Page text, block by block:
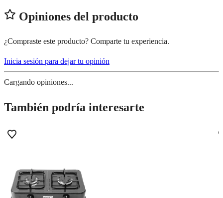
Opiniones del producto
¿Compraste este producto? Comparte tu experiencia.
Inicia sesión para dejar tu opinión
Cargando opiniones...
También podría interesarte